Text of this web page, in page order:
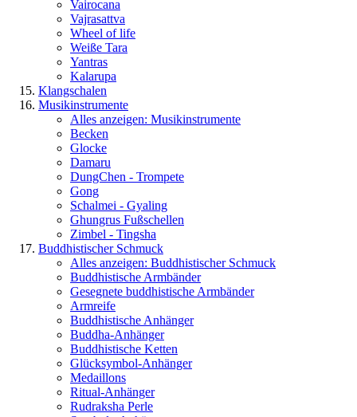
Vairocana
Vajrasattva
Wheel of life
Weiße Tara
Yantras
Kalarupa
Klangschalen
Musikinstrumente
Alles anzeigen: Musikinstrumente
Becken
Glocke
Damaru
DungChen - Trompete
Gong
Schalmei - Gyaling
Ghungrus Fußschellen
Zimbel - Tingsha
Buddhistischer Schmuck
Alles anzeigen: Buddhistischer Schmuck
Buddhistische Armbänder
Gesegnete buddhistische Armbänder
Armreife
Buddhistische Anhänger
Buddha-Anhänger
Buddhistische Ketten
Glücksymbol-Anhänger
Medaillons
Ritual-Anhänger
Rudraksha Perle